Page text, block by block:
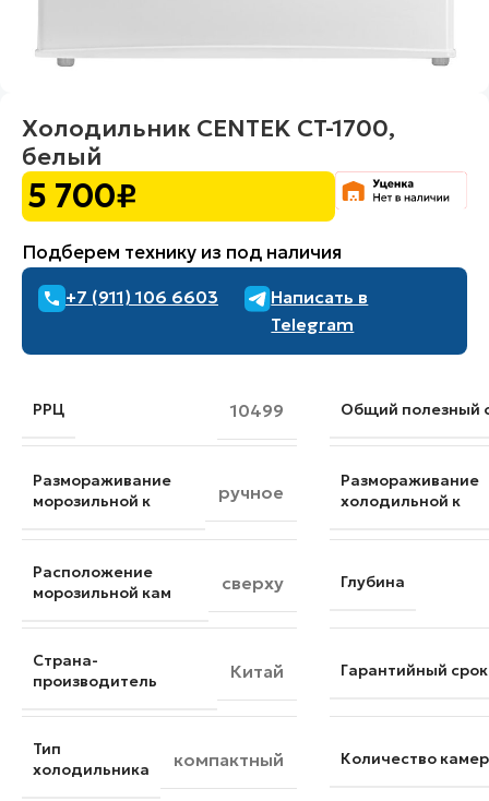
Холодильник CENTEK CT-1700,
белый
5 700₽
Подберем технику из под наличия
+7 (911) 106 6603
Написать в
Telegram
РРЦ 10499 Общий полезный
Размораживание
морозильной к
ручное
Размораживание
холодильной к
Расположение
морозильной кам
сверху Глубина
Страна-
производитель
Китай Гарантийный срок
Тип
холодильника
компактный Количество камер